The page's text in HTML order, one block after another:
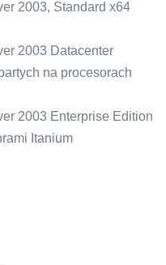
2003, Standard x64
2003 Datacenter
na procesorach
2003 Enterprise Edition
Itanium